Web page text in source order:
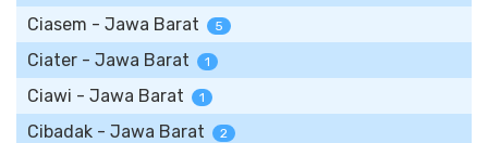
Ciasem - Jawa Barat 5
Ciater - Jawa Barat 1
Ciawi - Jawa Barat 1
Cibadak - Jawa Barat 2